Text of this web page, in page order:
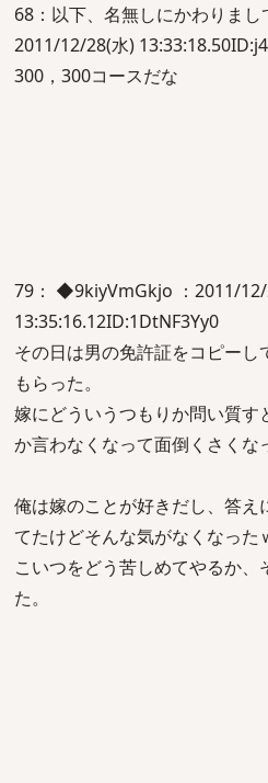
68：以下、名無しにかわりまし
2011/12/28(水)
300，300コースだな
79： ◆9kiyVmGkjo ：2011/
13:35:16.12ID:1DtNF3Yy0
その日は男の免許証をコピーし
もらった。
嫁にどういうつもりか問い質す
か言わなくなって面倒くさくな
俺は嫁のことが好きだし、答え
てたけどそんな気がなくなった
こいつをどう苦しめてやるか、
た。